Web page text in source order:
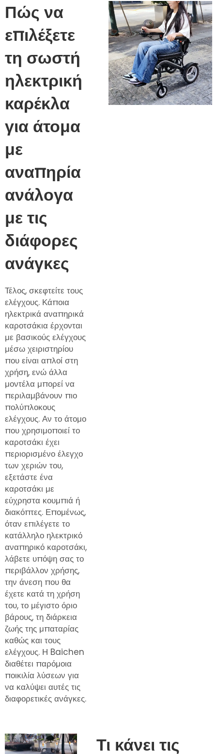
Πώς να
επιλέξετε
τη σωστή
ηλεκτρική
καρέκλα
για άτομα
με
αναπηρία
ανάλογα
με τις
διάφορες
ανάγκες
Τέλος, σκεφτείτε τους
ελέγχους. Κάποια
ηλεκτρικά αναπηρικά
καροτσάκια έρχονται
με βασικούς ελέγχους
μέσω χειριστηρίου
που είναι απλοί στη
χρήση, ενώ άλλα
μοντέλα μπορεί να
περιλαμβάνουν πιο
πολύπλοκους
ελέγχους. Αν το άτομο
που χρησιμοποιεί το
καροτσάκι έχει
περιορισμένο έλεγχο
των χεριών του,
εξετάστε ένα
καροτσάκι με
εύχρηστα κουμπιά ή
διακόπτες. Επομένως,
όταν επιλέγετε το
κατάλληλο ηλεκτρικό
αναπηρικό καροτσάκι,
λάβετε υπόψη σας το
περιβάλλον χρήσης,
την άνεση που θα
έχετε κατά τη χρήση
του, το μέγιστο όριο
βάρους, τη διάρκεια
ζωής της μπαταρίας
καθώς και τους
ελέγχους. Η Baichen
διαθέτει παρόμοια
ποικιλία λύσεων για
να καλύψει αυτές τις
διαφορετικές ανάγκες.
Τι κάνει τις